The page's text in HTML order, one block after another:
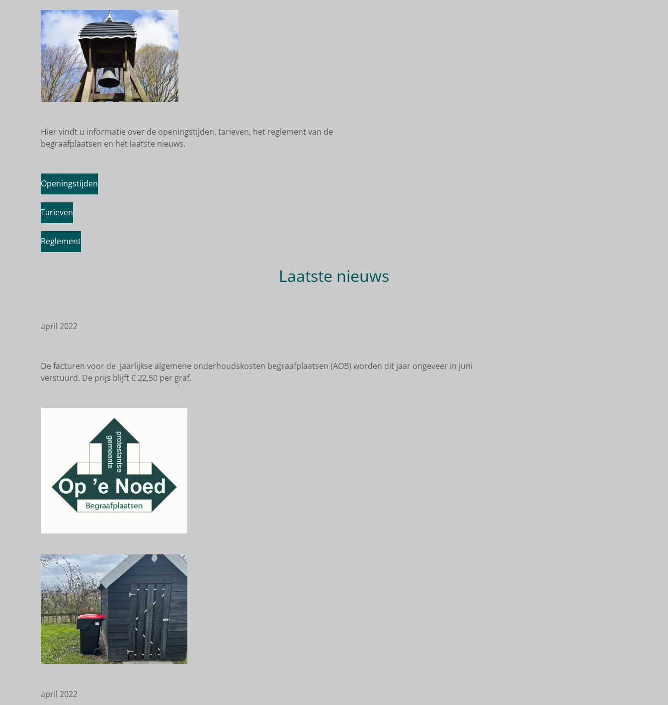
Hier vindt u informatie over de openingstijden, tarieven, het reglement van de
begraafplaatsen en het laatste nieuws.
Openingstijden
Tarieven
Reglement
Laatste nieuws
april 2022
De facturen voor de jaarlijkse algemene onderhoudskosten begraafplaatsen (AOB) worden dit jaar ongeveer in juni
verstuurd. De prijs blijft € 22,50 per graf.
april 2022